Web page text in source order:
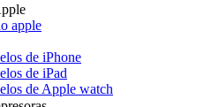
apple
de iPhone
de iPad
de Apple watch